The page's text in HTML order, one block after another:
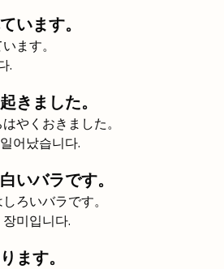
います。
ます。
.
きました。
やくおきました。
어났습니다.
いバラです。
ろいバラです。
미입니다.
ます。